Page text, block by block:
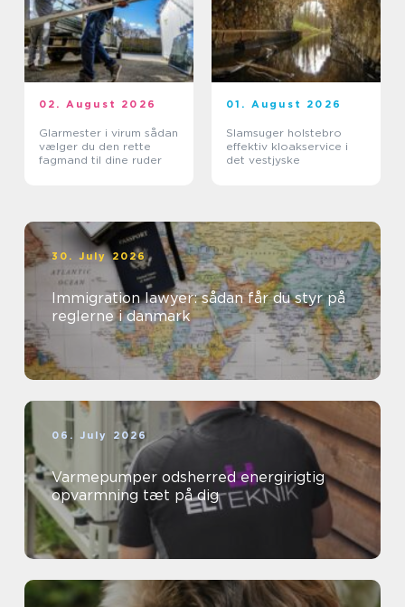
02. August 2026
Glarmester i virum sådan
vælger du den rette
fagmand til dine ruder
01. August 2026
Slamsuger holstebro
effektiv kloakservice i
det vestjyske
30. July 2026
Immigration lawyer: sådan får du styr på
reglerne i danmark
06. July 2026
Varmepumper odsherred energirigtig
opvarmning tæt på dig